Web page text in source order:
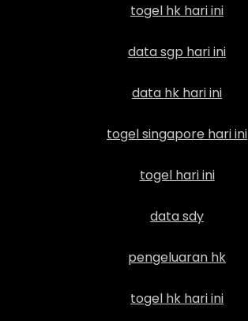
togel hk hari ini
data sgp hari ini
data hk hari ini
togel singapore hari ini
togel hari ini
data sdy
pengeluaran hk
togel hk hari ini